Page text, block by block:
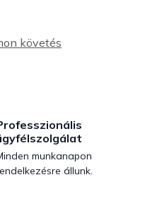
követés
munkanapon
állunk.